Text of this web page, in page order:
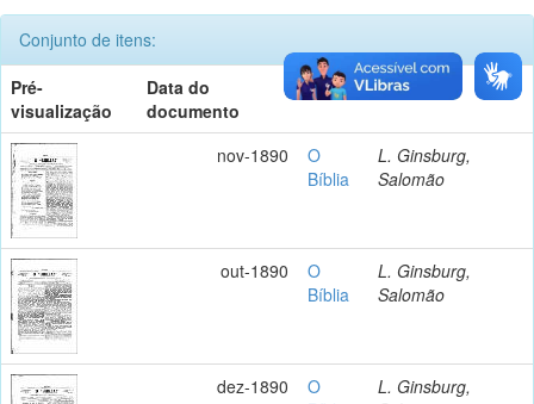
Conjunto de itens:
Pré-
visualização
Data do
documento
Título Autor(es)
nov-1890
O
Bíblia
L. Ginsburg,
Salomão
out-1890
O
Bíblia
L. Ginsburg,
Salomão
dez-1890
O
L. Ginsburg,